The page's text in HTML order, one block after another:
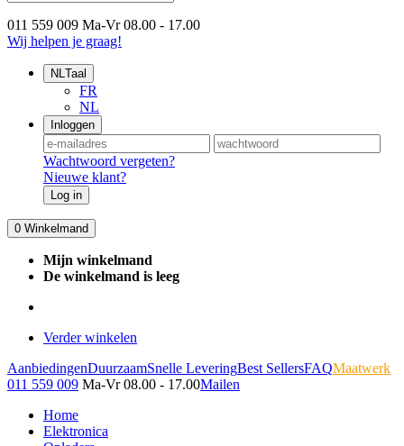
011 559 009 Ma-Vr 08.00 - 17.00
Wij helpen je graag!
NLTaal
FR
NL
Inloggen
Wachtwoord vergeten?
Nieuwe klant?
Log in
0 Winkelmand
Mijn winkelmand
De winkelmand is leeg
Verder winkelen
AanbiedingenDuurzaamSnelle LeveringBest SellersFAQMaatwerk
011 559 009 Ma-Vr 08.00 - 17.00Mailen
Home
Elektronica